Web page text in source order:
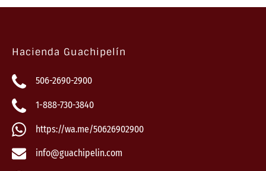
Hacienda Guachipelín
506-2690-2900
1-888-730-3840
https://wa.me/50626902900
info@guachipelin.com